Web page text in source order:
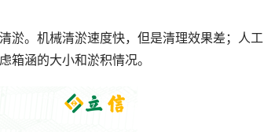
淤。机械清淤速度快，但是清理效果差；人工
涵的大小和淤积情况。